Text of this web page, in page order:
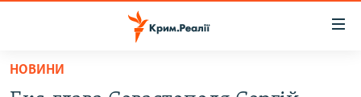
Перейти
НОВИНИ